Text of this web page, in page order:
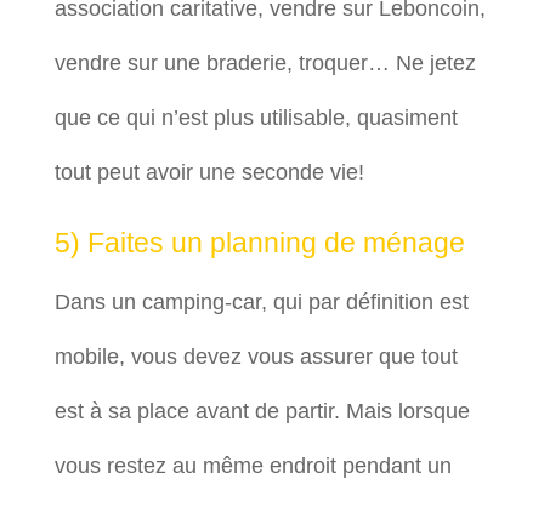
association caritative, vendre sur Leboncoin,
vendre sur une braderie, troquer… Ne jetez
que ce qui n’est plus utilisable, quasiment
tout peut avoir une seconde vie!
5) Faites un planning de ménage
Dans un camping-car, qui par définition est
mobile, vous devez vous assurer que tout
est à sa place avant de partir. Mais lorsque
vous restez au même endroit pendant un